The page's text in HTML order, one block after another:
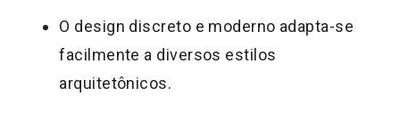
O design discreto e moderno adapta-se
facilmente a diversos estilos
arquitetônicos.